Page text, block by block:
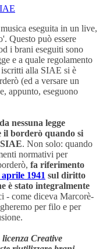
eseguita in un live,
Questo può essere
i brani eseguiti sono
e a quale regolamento
alla SIAE si è
(ed a versare un
appunto, eseguono
nessuna legge
il borderò quando si
. Non solo: quando
normativi per
fa riferimento
1941 sul diritto
è stato integralmente
- come diceva Marcorè-
per filo e per
Creative